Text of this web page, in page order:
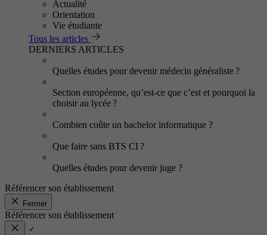
Actualité
Orientation
Vie étudiante
Tous les articles
DERNIERS ARTICLES
Quelles études pour devenir médecin généraliste ?
Section européenne, qu’est-ce que c’est et pourquoi la
choisir au lycée ?
Combien coûte un bachelor informatique ?
Que faire sans BTS CI ?
Quelles études pour devenir juge ?
Référencer son établissement
Fermer
Référencer son établissement